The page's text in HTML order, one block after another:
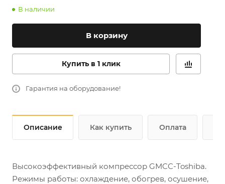
В наличии
В корзину
Купить в 1 клик
Гарантия на оборудование!
Описание Как купить Оплата
Высокоэффективный компрессор GMCC-Toshiba.
Режимы работы: охлаждение, обогрев, осушение,